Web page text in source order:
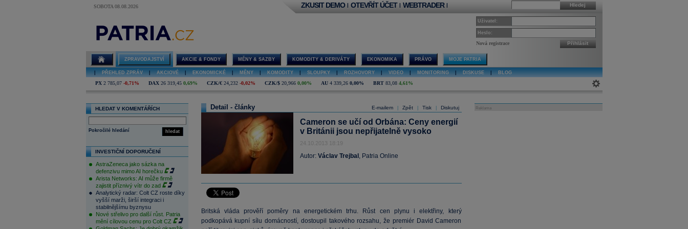
SOBOTA 08.08.2026 Hledej
ZKUSIT DEMO | OTEVŘÍT ÚČET | WEBTRADER |
Uživatel:
Heslo:
Nová registrace Přihlásit
ZPRAVODAJSTVÍ AKCIE & FONDY MĚNY & SAZBY KOMODITY & DERIVÁTY EKONOMIKA PRÁVO MOJE PATRIA
PŘEHLED ZPRÁV AKCIOVÉ EKONOMICKÉ MĚNY KOMODITY SLOUPKY ROZHOVORY VIDEO MONITORING DISKUSE BLOG
PX 2 785,07 -0,71% DAX 26 319,45 0,69% CZK/€ 24,232 -0,02% CZK/$ 20,966 0,00% AU 4 339,26 0,00% BRT 83,08 4,61%
HLEDAT V KOMENTÁŘÍCH
hledat
Pokročilé hledání
INVESTIČNÍ DOPORUČENÍ
AstraZeneca jako sázka na
defenzivu mimo AI horečku
Arista Networks: AI může firmě
zajistit příznivý vítr do zad
Analytický radar: Colt CZ roste díky
vyšší marži, širší integraci i
stabilnějšímu byznysu
Nové střelivo pro další růst. Patria
mění cílovou cenu pro Colt CZ
E-mailem Zpět Tisk Diskutuj
Detail - články
Cameron se učí od Orbána: Ceny energií
v Británii jsou nepřijatelně vysoko
24.10.2013 18:19
Autor: Václav Trejbal , Patria Online
Britská vláda prověří poměry na energetickém trhu. Růst cen plynu i elektřiny, který
podkopává kupní sílu domácností, dostoupil takového rozsahu, že premiér David Cameron
Reklama